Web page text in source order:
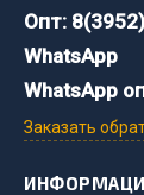
Лента
Манжеты
Патрубки
Прокладки
Рукава
Опт:
WhatsApp
WhatsApp
Заказать